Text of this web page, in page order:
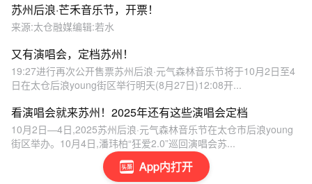
App内打开
苏州后浪·芒禾音乐节，开票！
来源:太仓融媒编辑:若水
又有演唱会，定档苏州！
19:27进行再次公开售票苏州后浪·元气森林音乐节将于10月2日至4
日在太仓后浪young街区举行明天(8月27日)12:08开...
看演唱会就来苏州！2025年还有这些演唱会定档
10月2日—4日,2025苏州后浪·元气森林音乐节在太仓市后浪young
街区举办。10月4日,潘玮柏“狂爱2.0”巡回演唱会苏...